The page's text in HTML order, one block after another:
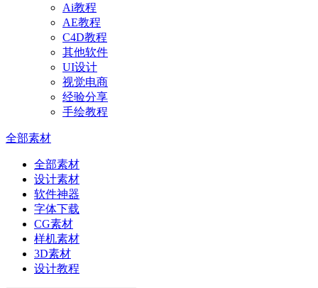
Ai教程
AE教程
C4D教程
其他软件
UI设计
视觉电商
经验分享
手绘教程
全部素材
全部素材
设计素材
软件神器
字体下载
CG素材
样机素材
3D素材
设计教程